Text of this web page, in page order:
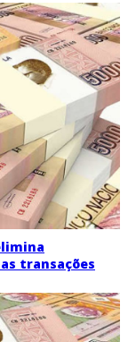
transações